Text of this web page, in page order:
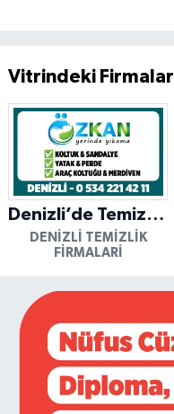
Vitrindeki Firmalar
Denizli’de Temizliğin Güvenilir Adresi: Özkan Yerinde Yıkama
DENIZLI TEMIZLIK
FIRMALARI